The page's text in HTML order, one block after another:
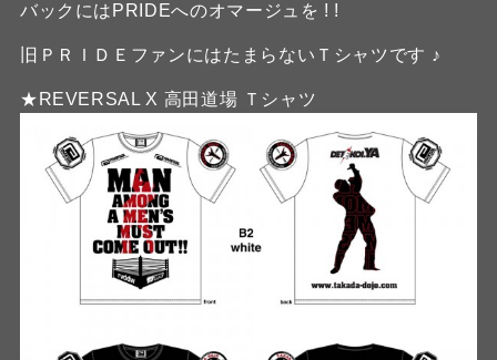
バックにはPRIDEへのオマージュを ! !
旧ＰＲＩＤＥファンにはたまらないＴシャツです ♪
★REVERSAL X 高田道場 Ｔシャツ